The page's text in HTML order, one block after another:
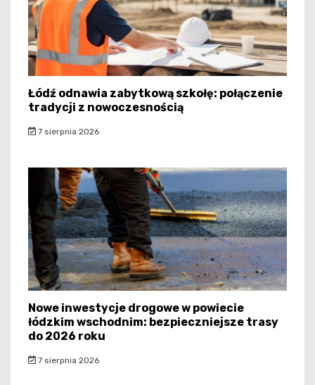
Łódź odnawia zabytkową szkołę: połączenie
tradycji z nowoczesnością
7 sierpnia 2026
Nowe inwestycje drogowe w powiecie
łódzkim wschodnim: bezpieczniejsze trasy
do 2026 roku
7 sierpnia 2026